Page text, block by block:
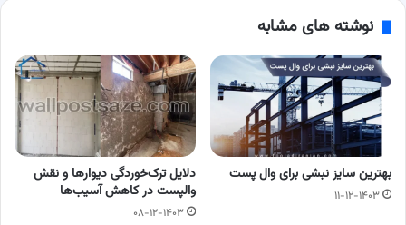
نوشته های مشابه
بهترین سایز نبشی برای وال پست
۱۱-۱۲-۱۴۰۳
دلایل ترک‌خوردگی دیوارها و نقش
والپست در کاهش آسیب‌ها
۰۸-۱۲-۱۴۰۳